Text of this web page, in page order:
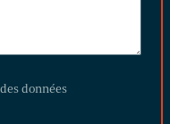
données